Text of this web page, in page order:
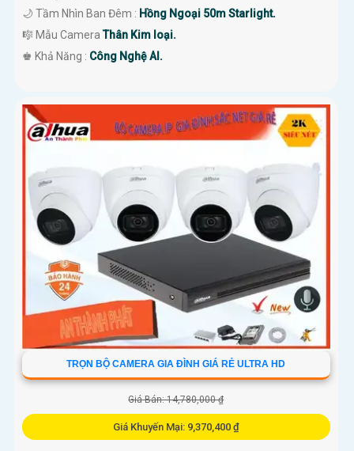
🌙 Tầm Nhìn Ban Đêm : Hồng Ngoại 50m Starlight.
🎼️ Mẫu CameraThân Kim loại.
️♚ Khả Năng : Công Nghệ AI.
TRỌN BỘ CAMERA GIA ĐÌNH GIÁ RẺ ULTRA HD
Giá Bán: 14,780,000 ₫
Giá Khuyến Mại: 9,370,400 ₫